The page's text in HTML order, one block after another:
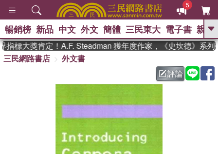
5
GO
父親節 、 如果歷
暑期推薦 、 國際布克
獎 臺灣漫遊錄
暢銷榜 新品 中文 外文 簡體 三民東大 電子書 親子
標大獎肯定！A.F. Steadman 獲年度作家，《史坎德》系列
三民網路書店
外文書
評論